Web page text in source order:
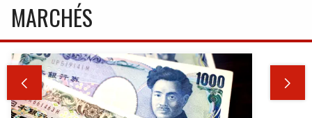
MARCHÉS
 